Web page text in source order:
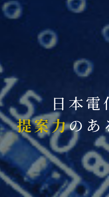
日本電
提案力のあ